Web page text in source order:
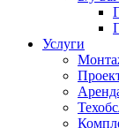
Услуги